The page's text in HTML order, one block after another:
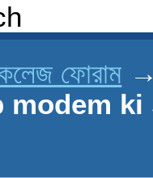
ফোরাম
modem